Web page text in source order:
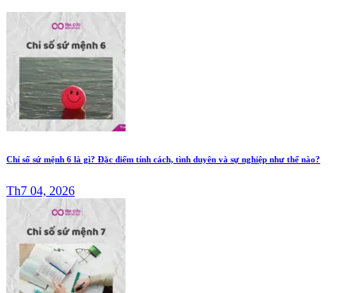
Chỉ số sứ mệnh 6 là gì? Đặc điểm tính cách, tình duyên và sự nghiệp như thế nào?
Th7 04, 2026